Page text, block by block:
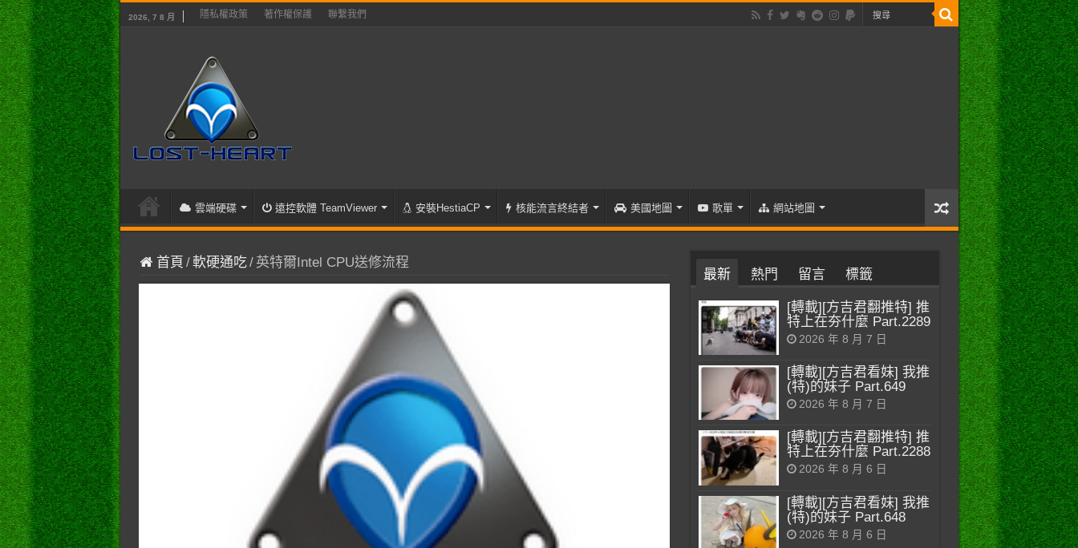
2026, 7 8 月 隱私權政策 著作權保護 聯繫我們
雲端硬碟 遠控軟體 TeamViewer 安裝HestiaCP 核能流言終結者 美國地圖 歌單 網站地圖
首頁 /軟硬通吃/ 英特爾Intel CPU送修流程
最新 熱門 留言 標籤
[轉載][方吉君翻推特] 推
特上在夯什麼 Part.2289
2026 年 8 月 7 日
[轉載][方吉君看妹] 我推
(特)的妹子 Part.649
2026 年 8 月 7 日
[轉載][方吉君翻推特] 推
特上在夯什麼 Part.2288
2026 年 8 月 6 日
[轉載][方吉君看妹] 我推
(特)的妹子 Part.648
2026 年 8 月 6 日